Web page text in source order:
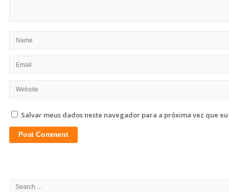
Salvar meus dados neste navegador para a próxima vez que
Search